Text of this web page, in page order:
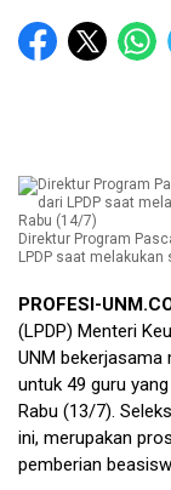
Direktur Program
LPDP saat
PROFESI-
(LPDP) Menteri
UNM
untuk 49 guru
Rabu (13/7).
ini, merupakan
pemberian